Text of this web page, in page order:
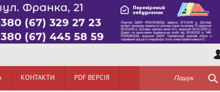
КОНТАКТИ PDF ВЕРСІЯ Пошук